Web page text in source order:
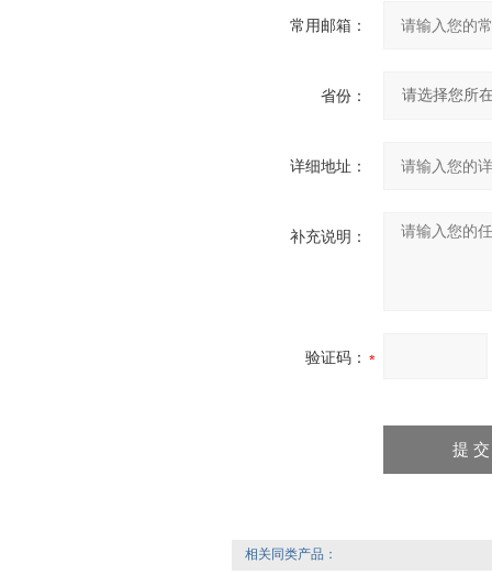
常用邮箱：
省份：
详细地址：
补充说明：
验证码：
相关同类产品：